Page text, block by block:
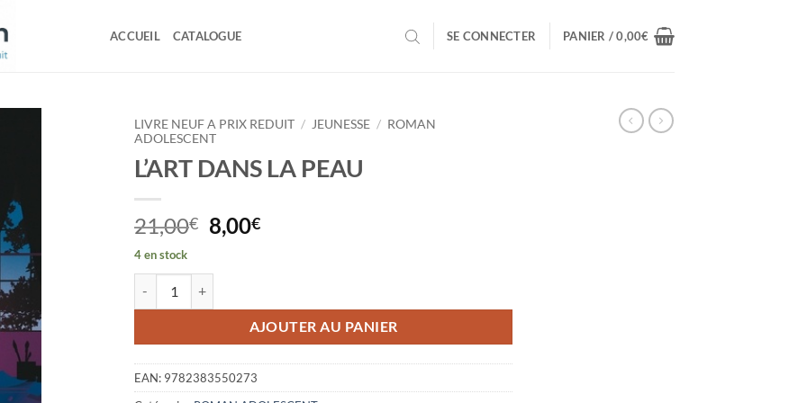
ACCUEIL CATALOGUE SE CONNECTER PANIER /0,00€
LIVRE NEUF A PRIX REDUIT / JEUNESSE / ROMAN
ADOLESCENT
L’ART DANS LA PEAU
21,00€ Le
prix
initial
21,00€.
8,00€Le
8,00€.
4 en stock
AJOUTER AU PANIER
EAN: 9782383550273